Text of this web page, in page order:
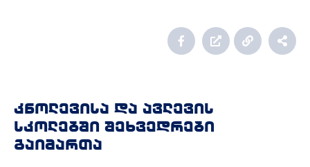
კნოლევისა და ავლევის
სკოლებში შეხვედრები
გაიმართა